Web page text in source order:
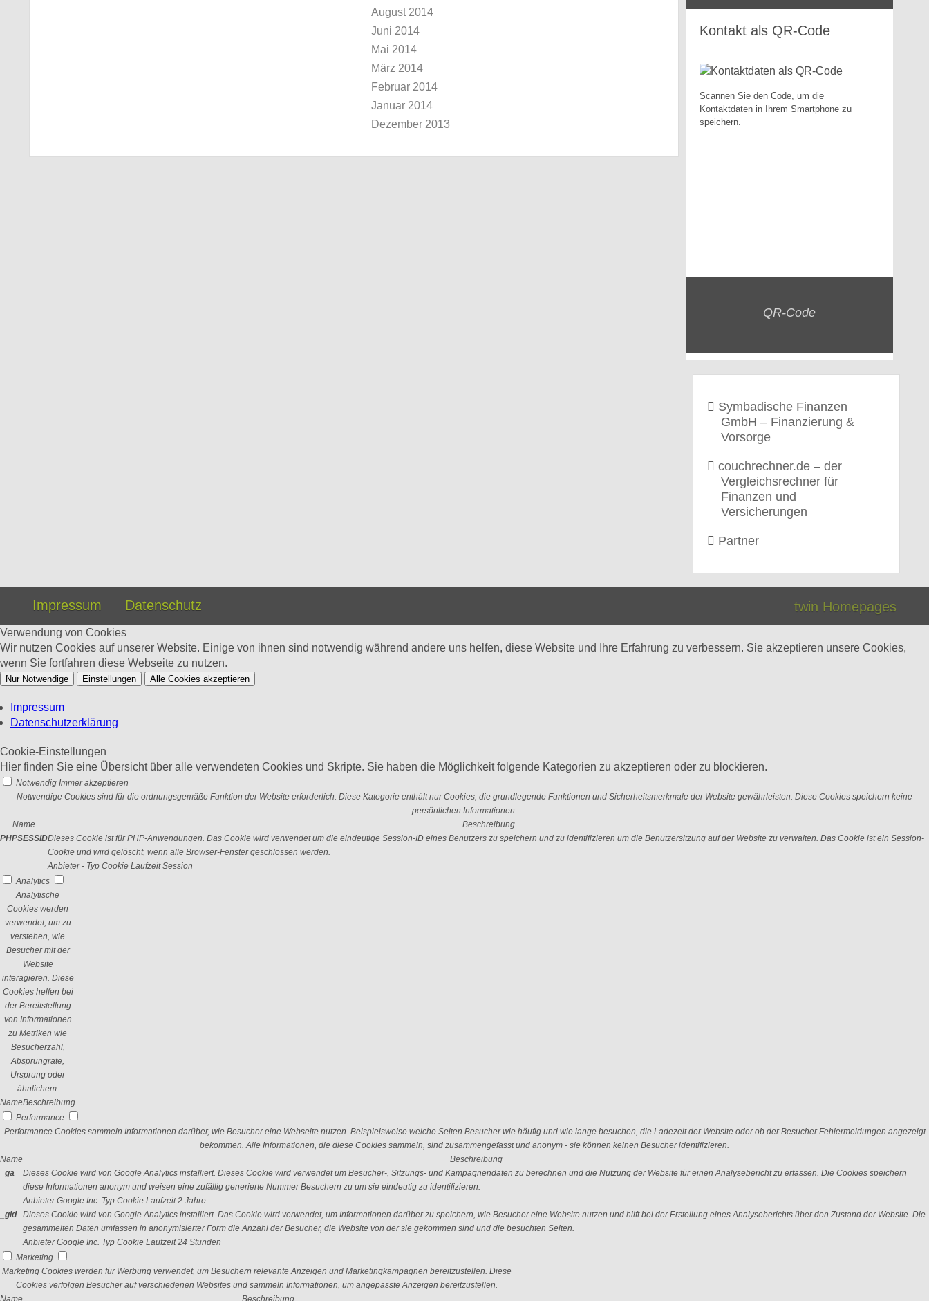
Kontakt als QR-Code
Scannen Sie den Code, um die
Kontaktdaten in Ihrem Smartphone zu
speichern.
QR-Code
Symbadische Finanzen
GmbH – Finanzierung &
Vorsorge
couchrechner.de – der
Vergleichsrechner für
Finanzen und
Versicherungen
Partner
August 2014
Juni 2014
Mai 2014
März 2014
Februar 2014
Januar 2014
Dezember 2013
Impressum Datenschutz twin Homepages
Verwendung von Cookies
Wir nutzen Cookies auf unserer Website. Einige von ihnen sind notwendig während andere uns helfen, diese Website und Ihre Erfahrung zu verbessern. Sie akzeptieren unsere Cookies,
wenn Sie fortfahren diese Webseite zu nutzen.
Nur Notwendige Einstellungen Alle Cookies akzeptieren
Impressum
Datenschutzerklärung
Cookie-Einstellungen
Hier finden Sie eine Übersicht über alle verwendeten Cookies und Skripte. Sie haben die Möglichkeit folgende Kategorien zu akzeptieren oder zu blockieren.
Notwendig Immer akzeptieren
Notwendige Cookies sind für die ordnungsgemäße Funktion der Website erforderlich. Diese Kategorie enthält nur Cookies, die grundlegende Funktionen und Sicherheitsmerkmale der Website gewährleisten. Diese Cookies speichern keine
persönlichen Informationen.
Name
Beschreibung
PHPSESSIDDieses Cookie ist für PHP-Anwendungen. Das Cookie wird verwendet um die eindeutige Session-ID eines Benutzers zu speichern und zu identifizieren um die Benutzersitzung auf der Website zu verwalten. Das Cookie ist ein Session-
Cookie und wird gelöscht, wenn alle Browser-Fenster geschlossen werden.
Anbieter - Typ Cookie Laufzeit Session
Analytics
Analytische
Cookies werden
verwendet, um zu
verstehen, wie
Besucher mit der
Website
interagieren. Diese
Cookies helfen bei
der Bereitstellung
von Informationen
zu Metriken wie
Besucherzahl,
Absprungrate,
Ursprung oder
ähnlichem.
NameBeschreibung
Performance
Performance Cookies sammeln Informationen darüber, wie Besucher eine Webseite nutzen. Beispielsweise welche Seiten Besucher wie häufig und wie lange besuchen, die Ladezeit der Website oder ob der Besucher Fehlermeldungen angezeigt
bekommen. Alle Informationen, die diese Cookies sammeln, sind zusammengefasst und anonym - sie können keinen Besucher identifizieren.
Name
Beschreibung
_ga
Dieses Cookie wird von Google Analytics installiert. Dieses Cookie wird verwendet um Besucher-, Sitzungs- und Kampagnendaten zu berechnen und die Nutzung der Website für einen Analysebericht zu erfassen. Die Cookies speichern
diese Informationen anonym und weisen eine zufällig generierte Nummer Besuchern zu um sie eindeutig zu identifizieren.
Anbieter Google Inc. Typ Cookie Laufzeit 2 Jahre
_gid
Dieses Cookie wird von Google Analytics installiert. Das Cookie wird verwendet, um Informationen darüber zu speichern, wie Besucher eine Website nutzen und hilft bei der Erstellung eines Analyseberichts über den Zustand der Website. Die
gesammelten Daten umfassen in anonymisierter Form die Anzahl der Besucher, die Website von der sie gekommen sind und die besuchten Seiten.
Anbieter Google Inc. Typ Cookie Laufzeit 24 Stunden
Marketing
Marketing Cookies werden für Werbung verwendet, um Besuchern relevante Anzeigen und Marketingkampagnen bereitzustellen. Diese
Cookies verfolgen Besucher auf verschiedenen Websites und sammeln Informationen, um angepasste Anzeigen bereitzustellen.
Name
Beschreibung